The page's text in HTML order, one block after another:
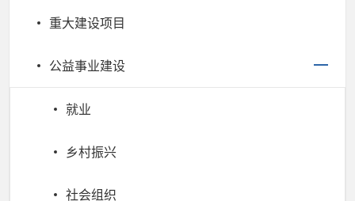
重大建设项目
公益事业建设
就业
乡村振兴
社会组织